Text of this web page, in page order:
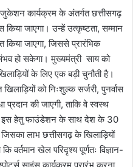
कार्यक्रम के अंतर्गत छत्तीसगढ़
जाएगा। उन्हें उत्कृष्टता, सम्मान
जाएगा, जिससे प्रारंभिक
हो सकेगा। मुख्यमंत्री साय को
के लिए एक बड़ी चुनौती है।
को निःशुल्क सर्जरी, पुनर्वास
प्रदान की जाएगी, ताकि वे स्वस्थ
इस हेतु फाउंडेशन के साथ देश के 30
लाभ छत्तीसगढ़ के खिलाड़ियों
वर्तमान खेल परिदृश्य पूर्णतः विज्ञान-